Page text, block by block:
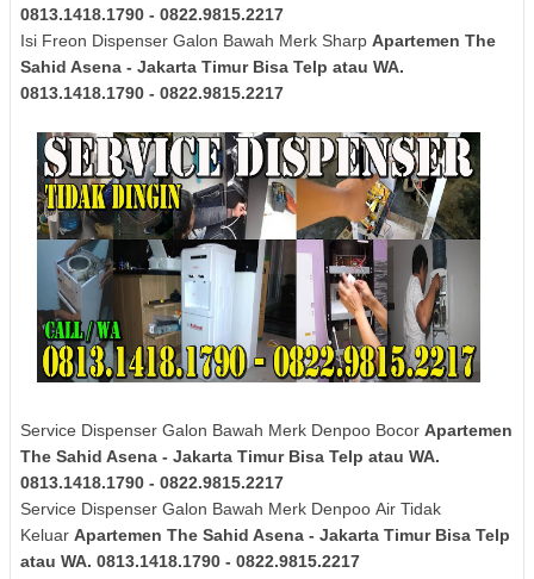
0813.1418.1790 - 0822.9815.2217
Isi Freon Dispenser Galon Bawah Merk Sharp Apartemen The
Sahid Asena - Jakarta Timur Bisa Telp atau WA.
0813.1418.1790 - 0822.9815.2217
Service Dispenser Galon Bawah Merk Denpoo Bocor Apartemen
The Sahid Asena - Jakarta Timur Bisa Telp atau WA.
0813.1418.1790 - 0822.9815.2217
Service Dispenser Galon Bawah Merk Denpoo Air Tidak
Keluar Apartemen The Sahid Asena - Jakarta Timur Bisa Telp
atau WA. 0813.1418.1790 - 0822.9815.2217